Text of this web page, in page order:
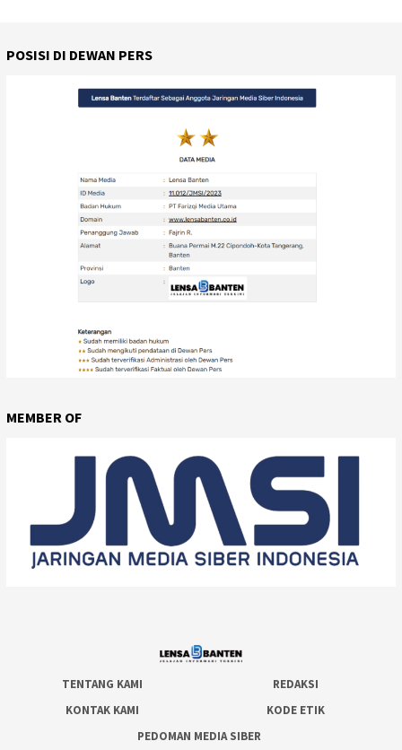
POSISI DI DEWAN PERS
MEMBER OF
TENTANG KAMI
REDAKSI
KONTAK KAMI
KODE ETIK
PEDOMAN MEDIA SIBER